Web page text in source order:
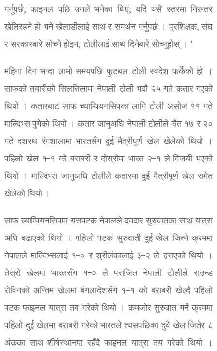
गर्नुपर्छ, फाइनल पछि उनले भनेका थिए, यदि यसै स्तरमा निरन्तर
खेलिरहने हो भने खेलाडीलाई साथ र समर्थन गर्नुपर्छ । प्रशिक्षक, संघ
र सरकारबारे सोच्ने होइन, टोलीलाई साथ दिनेबारे सोच्नुहोस् । ’
महिना दिन भन्दा लामो समयपछि फुटबल टोली स्वदेश फर्केको हो ।
साफको तयारीको सिलसिलामा नेपाली टोली भदौ २५ गते कतार गएको
थियो । कतारबाट साफ च्याम्पियनसिपका लागि टोली असोज ११ गते
माल्दिभ्स पुगेको थियो । कतार जानुअघि नेपाली टोलीले चैत १७ र २०
गते दशरथ रंगशालामा भारतसँग दुई मैत्रीपूर्ण खेल खेलेको थियो ।
पहिलो खेल १–१ को बराबरी र दोस्रोमा भारत २–१ ले विजयी भएको
थियो । माल्दिभ्स जानुअघि टोलीले कतारमा दुई मैत्रीपूर्ण खेल समेत
खेलेको थियो ।
साफ च्याम्पियनसिपमा यसपटक नेपालले दमदार सुरुवातका साथ यात्रा
अघि बढाएको थियो । पहिलो पटक सुरुवाती दुई खेल जित्ने क्रममा
नेपालले माल्दिभ्सलाई १–० र श्रीलंकालाई ३–२ ले हराएको थियो ।
तेस्रो खेलमा भारतसँग १–० ले पराजित नेपाली टोलीले राउन्ड
रोविनको अन्तिम खेलमा बंगलादेशसँग १–१ को बराबरी खेल्दै पहिलो
पटक फाइनल यात्रा तय गरेको थियो । कमजोर सुरुवात गर्ने क्रममा
पहिलो दुई खेलमा बराबरी गरेको भारतले त्यसपछिका दुवै खेल जितेर ८
अंकका साथ शीर्षस्थानमा रहँदै फाइनल यात्रा तय गरेको थियो ।